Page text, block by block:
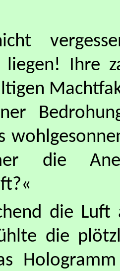
liegen! Ihre
die
die
die